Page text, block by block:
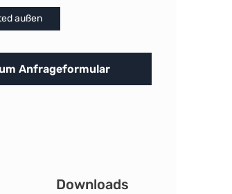
außen
Anzahl: Gib den
Anfrageformular
Downloads